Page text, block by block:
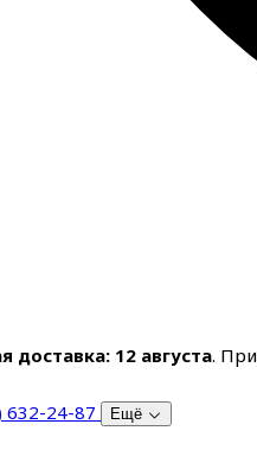
доставка: 12 августа.
632-24-87 Ещё